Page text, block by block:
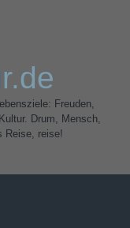
Freuden,
Drum, Mensch,
Reise, reise!